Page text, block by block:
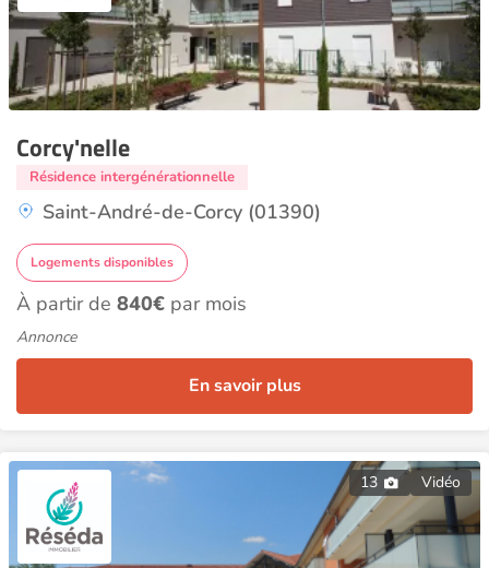
Corcy'nelle
Résidence intergénérationnelle
Saint-André-de-Corcy (01390)
Logements disponibles
À partir de 840€ par mois
Annonce
En savoir plus
13 Vidéo